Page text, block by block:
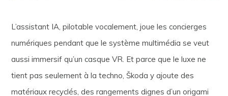
L’assistant IA, pilotable vocalement, joue les concierges
numériques pendant que le système multimédia se veut
aussi immersif qu’un casque VR. Et parce que le luxe ne
tient pas seulement à la techno, Škoda y ajoute des
matériaux recyclés, des rangements dignes d’un origami